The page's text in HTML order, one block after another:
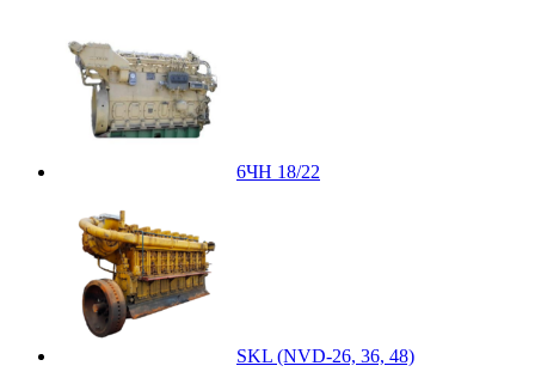
6ЧН 18/22
SKL (NVD-26, 36, 48)